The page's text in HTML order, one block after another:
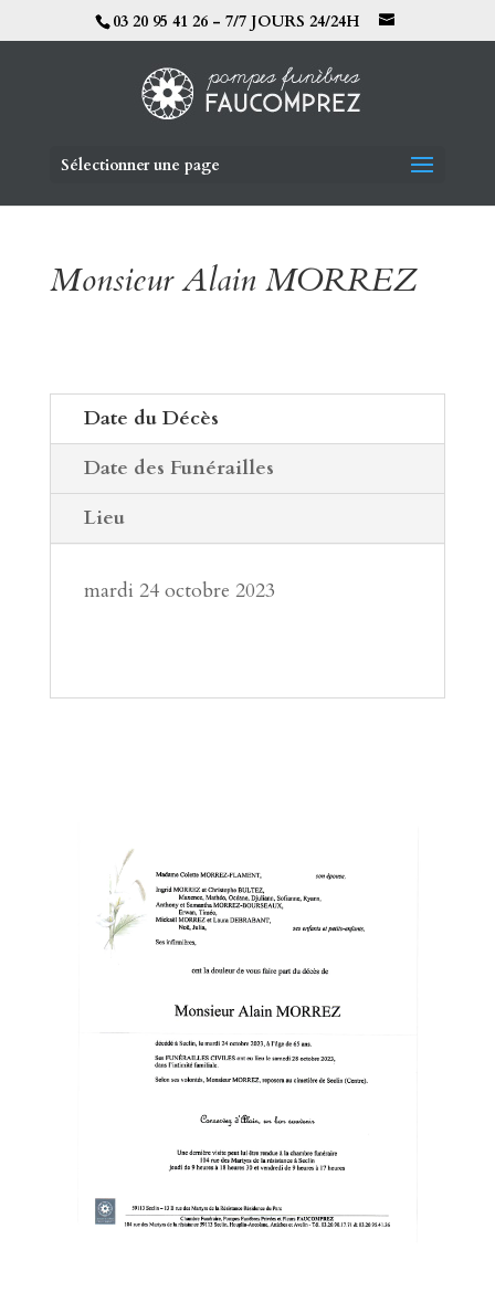
03 20 95 41 26 - 7/7 JOURS 24/24H
Sélectionner une page
Monsieur Alain MORREZ
Date du Décès
Date des Funérailles
Lieu
mardi 24 octobre 2023